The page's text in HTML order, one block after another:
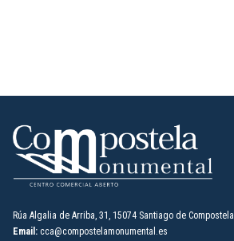
Rúa Algalia de Arriba, 31, 15074 Santiago de Compostela
Email: cca@compostelamonumental.es